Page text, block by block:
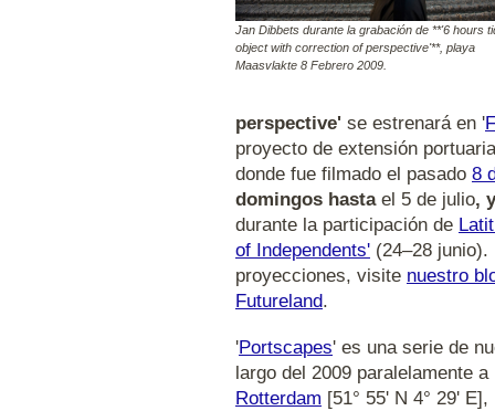
Jan Dibbets durante la grabación de **'6 hours
object with correction of perspective'**, playa
Maasvlakte 8 Febrero 2009.
perspective' se estrenará en '
proyecto de extensión
donde fue filmado el pasado 8
domingos hasta el 5 de julio,
durante la participación de
of Independents' (24–28
proyecciones, visite nuestro
Futureland.
'Portscapes' es una serie de
largo del 2009 paralelamente
Rotterdam [51° 55' N 4° 29'